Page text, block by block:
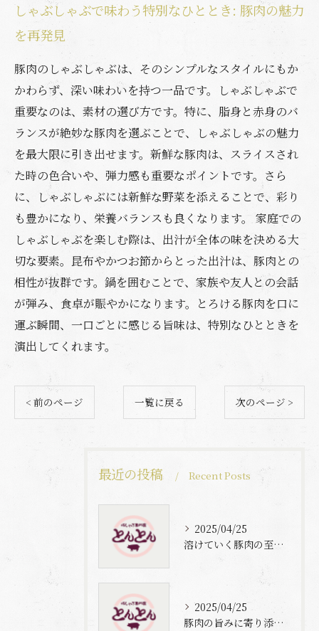
しゃぶしゃぶで味わう特別なひととき: 豚肉の魅力
を再発見
豚肉のしゃぶしゃぶは、そのシンプルなスタイルにもか
かわらず、深い味わいを持つ一品です。しゃぶしゃぶで
重要なのは、素材の選び方です。特に、脂身と赤身のバ
ランスが絶妙な豚肉を選ぶことで、しゃぶしゃぶの魅力
を最大限に引き出せます。新鮮な豚肉は、スライスされ
た時の色合いや、弾力感も重要なポイントです。さら
に、しゃぶしゃぶには新鮮な野菜を添えることで、彩り
も豊かになり、栄養バランスも良くなります。 家庭での
しゃぶしゃぶを楽しむ際は、出汁が全体の味を決める大
切な要素。昆布やかつお節からとった出汁は、豚肉との
相性が抜群です。鍋を囲むことで、家族や友人との会話
が弾み、食卓が賑やかになります。とろける豚肉を口に
運ぶ瞬間、一口ごとに感じる旨味は、特別なひとときを
演出してくれます。
< 前のページ 一覧に戻る 次のページ >
最近の投稿 Recent Posts
2025/04/25
溶けていく豚肉の至福体験
2025/04/25
豚肉の旨みに寄り添う自家製梅出汁の魅力